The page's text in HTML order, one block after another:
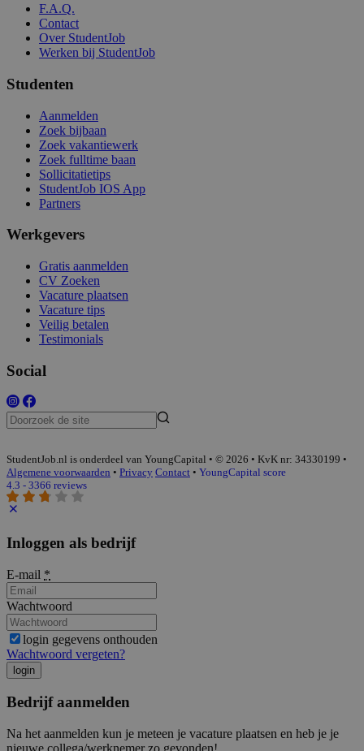
F.A.Q.
Contact
Over StudentJob
Werken bij StudentJob
Studenten
Aanmelden
Zoek bijbaan
Zoek vakantiewerk
Zoek fulltime baan
Sollicitatietips
StudentJob IOS App
Partners
Werkgevers
Gratis aanmelden
CV Zoeken
Vacature plaatsen
Vacature tips
Veilig betalen
Testimonials
Social
StudentJob.nl is onderdeel van YoungCapital • © 2026 • KvK nr: 34330199 •
Algemene voorwaarden • Privacy Contact • YoungCapital score
4.3 - 3366 reviews
Inloggen als bedrijf
E-mail *
Wachtwoord
login gegevens onthouden
Wachtwoord vergeten?
login
Bedrijf aanmelden
Na het aanmelden kun je meteen je vacature plaatsen en heb je je
nieuwe collega/werknemer zo gevonden!